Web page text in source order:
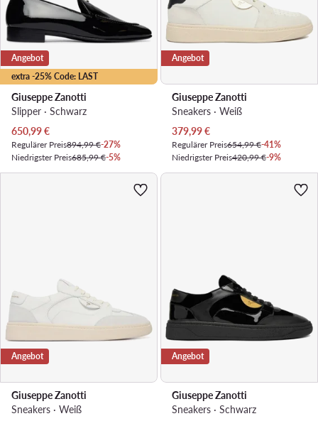
extra -25% Code: LAST
Angebot
Giuseppe Zanotti
Slipper · Schwarz
Aktueller Preis
650,99€
Regulärer Preis894,99 €-27%
Niedrigster Preis685,99 €-5%
Angebot
Giuseppe Zanotti
Sneakers · Weiß
Aktueller Preis
379,99€
Regulärer Preis654,99 €-41%
Niedrigster Preis420,99 €-9%
Angebot
Giuseppe Zanotti
Sneakers · Weiß
Angebot
Giuseppe Zanotti
Sneakers · Schwarz